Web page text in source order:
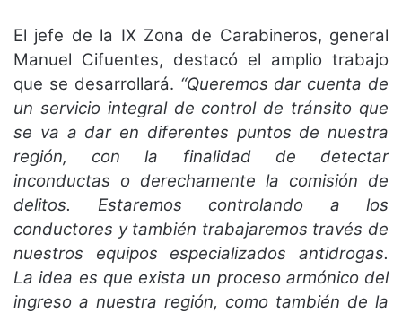
El jefe de la IX Zona de Carabineros, general
Manuel Cifuentes, destacó el amplio trabajo
que se desarrollará. “Queremos dar cuenta de
un servicio integral de control de tránsito que
se va a dar en diferentes puntos de nuestra
región, con la finalidad de detectar
inconductas o derechamente la comisión de
delitos. Estaremos controlando a los
conductores y también trabajaremos través de
nuestros equipos especializados antidrogas.
La idea es que exista un proceso armónico del
ingreso a nuestra región, como también de la